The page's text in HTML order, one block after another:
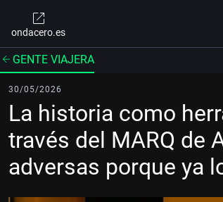
ondacero.es
GENTE VIAJERA
30/05/2026
La historia como
través del MARQ de
adversas porque ya